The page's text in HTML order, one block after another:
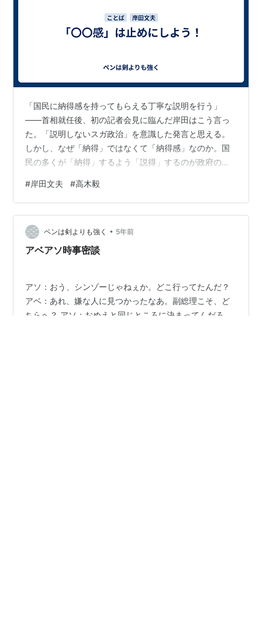
「国民に納得感を持ってもらえる丁寧な説明を行う」
――首相就任後、初の記者会見に臨んだ岸田はこう言っ
た。「説明しないスガ政治」を意識した発言と思える。
しかし、なぜ「納得」ではなくて「納得感」なのか。国
民の多くが「納得」するよう「説得」するのが政府のト
いだ。こっちはこれで「納得」すると「感じている」の
に、国民が「納得」しないと「感じている」だけだ、最
終的には、両者の隔たりは埋まらないと、こうした「言
い訳」が透けているように思える。あるいは、「スピー
ド感」「やってる感」と同じで、そもそも実が伴う必要
#岸田文夫 #高木毅
ペンは剣よりも強く • 5年前
アベアソ時事密談
アソ：おう、シンゾーじゃねぇか。どこ行ってたんだ？
アベ：あれ、嫌な人に見つかったなあ。副総理こそ、ど
ちらへ？ アソ：おめえと同じところに決まってんだろ。